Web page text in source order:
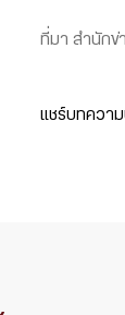
ที่มา สำนักข่
แชร์บทควา